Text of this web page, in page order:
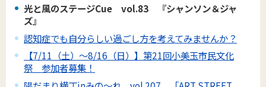
光と風のステージCue vol.83 『シャンソン＆ジャ
ズ』
認知症でも自分らしい過ごし方を考えてみませんか？
【7/11（土）～8/16（日）】第21回小美玉市民文化
祭 参加者募集！